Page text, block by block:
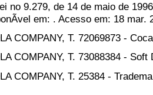
no 9.279, de 14 de maio de
em: . Acesso em: 18 mar.
COMPANY, T. 72069873 -
COMPANY, T. 73088384 -
COMPANY, T. 25384 -